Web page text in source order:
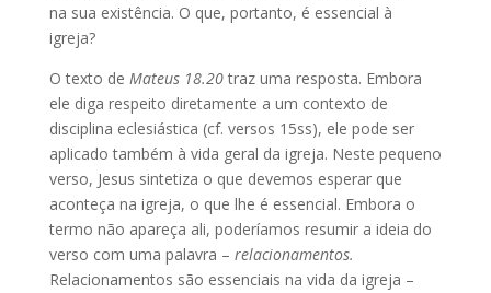
na sua existência. O que, portanto, é essencial à
igreja?
O texto de Mateus 18.20traz uma resposta. Embora
ele diga respeito diretamente a um contexto de
disciplina eclesiástica (cf. versos 15ss), ele pode ser
aplicado também à vida geral da igreja. Neste pequeno
verso, Jesus sintetiza o que devemos esperar que
aconteça na igreja, o que lhe é essencial. Embora o
termo não apareça ali, poderíamos resumir a ideia do
verso com uma palavra – relacionamentos.
Relacionamentos são essenciais na vida da igreja –